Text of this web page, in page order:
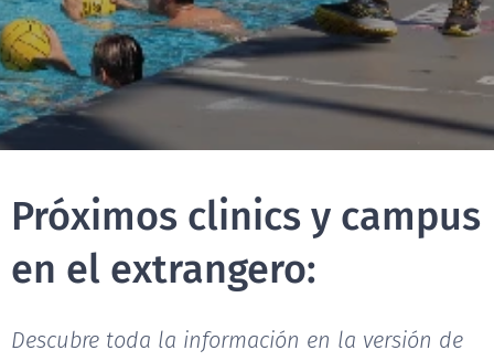
Próximos clinics y campus
en el extrangero:
Descubre toda la información en la versión de